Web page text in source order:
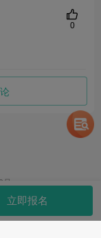
0
队伍管理
立即报名
号